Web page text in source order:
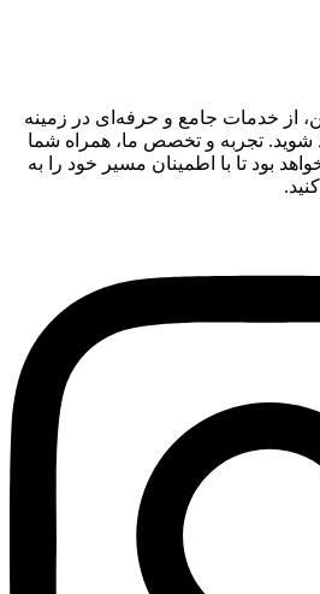
از خدمات جامع و حرفه‌ای در زمینه
شوید. تجربه و تخصص ما، همراه شما
بود تا با اطمینان مسیر خود را به